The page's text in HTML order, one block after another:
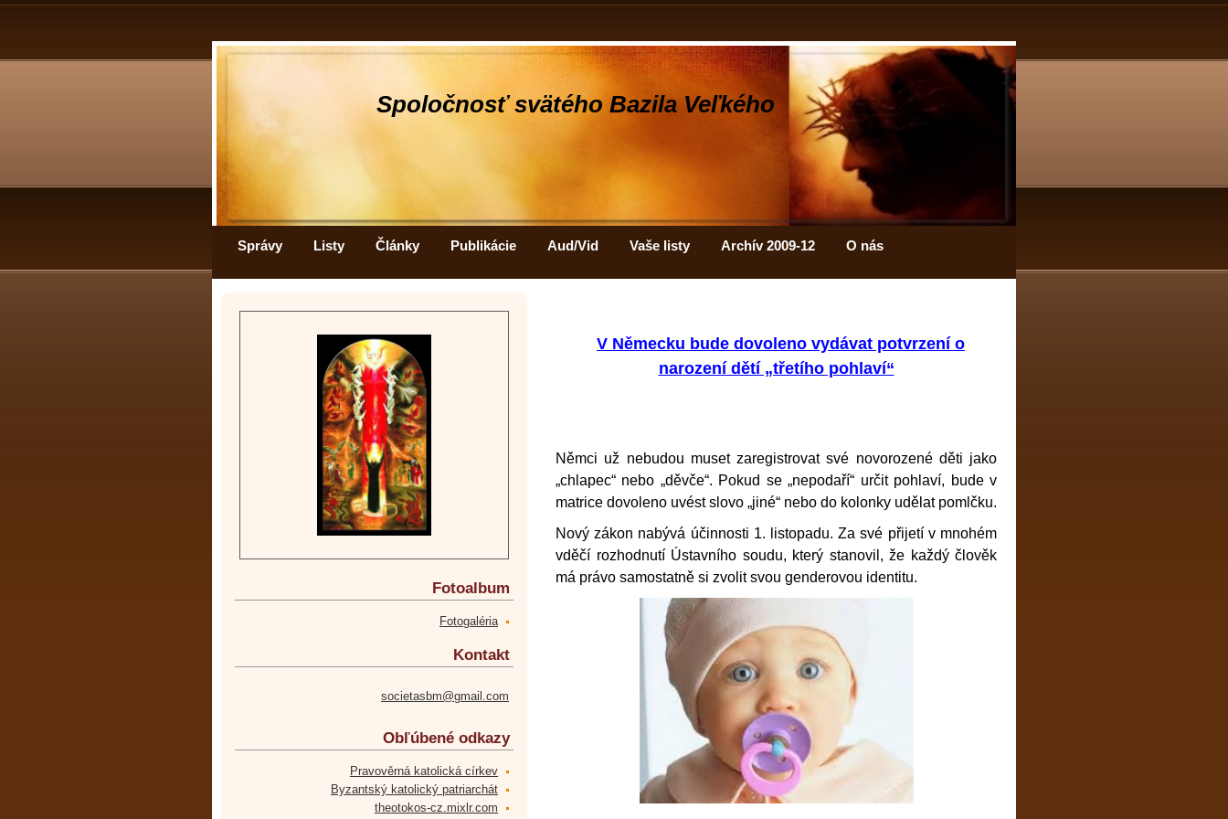
Spoločnosť svätého Bazila Veľkého
Správy Listy Články Publikácie Aud/Vid Vaše listy Archív 2009-12 O nás
V Německu bude dovoleno vydávat potvrzení o
narození dětí „třetího pohlaví“
Němci už nebudou muset zaregistrovat své novorozené děti jako
„chlapec“ nebo „děvče“. Pokud se „nepodaří“ určit pohlaví, bude v
matrice dovoleno uvést slovo „jiné“ nebo do kolonky udělat pomlčku.
Nový zákon nabývá účinnosti 1. listopadu. Za své přijetí v mnohém
vděčí rozhodnutí Ústavního soudu, který stanovil, že každý člověk
má právo samostatně si zvolit svou genderovou identitu.
Fotoalbum
Fotogaléria
Kontakt
societasbm@gmail.com
Obľúbené odkazy
Pravověrná katolická církev
Byzantský katolický patriarchát
theotokos-cz.mixlr.com